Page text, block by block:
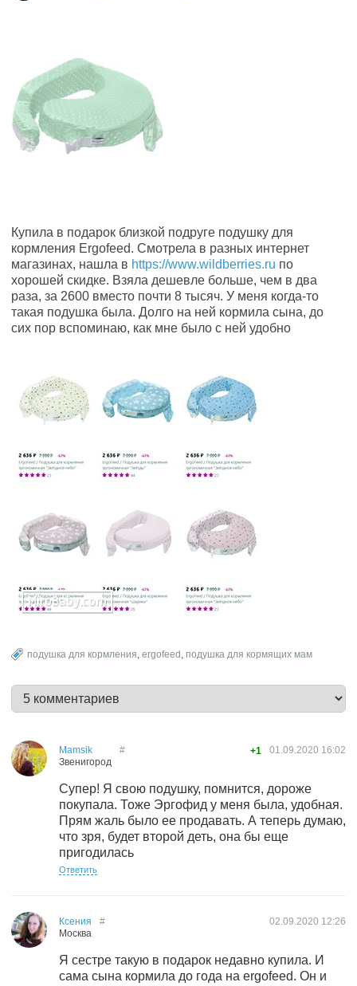
Купила в подарок близкой подруге подушку для
кормления Ergofeed. Смотрела в разных интернет
магазинах, нашла в https://www.wildberries.ru по
хорошей скидке. Взяла дешевле больше, чем в два
раза, за 2600 вместо почти 8 тысяч. У меня когда-то
такая подушка была. Долго на ней кормила сына, до
сих пор вспоминаю, как мне было с ней удобно
подушка для кормления, ergofeed , подушка для кормящих мам
Mamsik
Звенигород
01.09.2020 16:02
# +1
Супер! Я свою подушку, помнится, дороже
покупала. Тоже Эргофид у меня была, удобная.
Прям жаль было ее продавать. А теперь думаю,
что зря, будет второй деть, она бы еще
пригодилась
Ответить
Ксения
Москва
02.09.2020 12:26
#
Я сестре такую в подарок недавно купила. И
сама сына кормила до года на ergofeed. Он и